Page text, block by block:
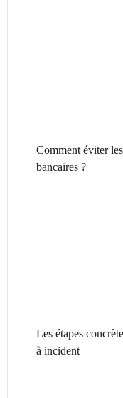
Comment éviter
bancaires ?
Les étapes
à incident